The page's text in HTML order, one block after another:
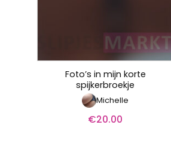
Foto’s in mijn korte
spijkerbroekje
Michelle
€20.00